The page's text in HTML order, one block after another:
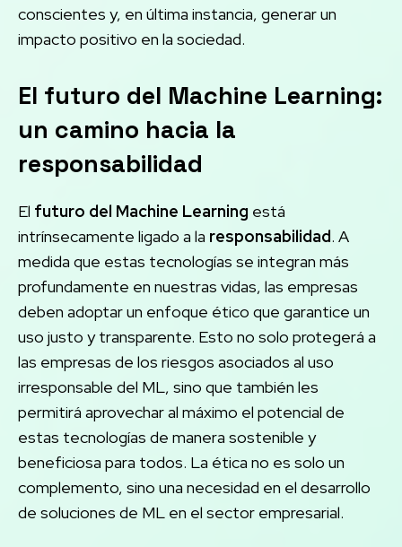
conscientes y, en última instancia, generar un
impacto positivo en la sociedad.
El futuro del Machine Learning:
un camino hacia la
responsabilidad
El futuro del Machine Learning está
intrínsecamente ligado a la responsabilidad. A
medida que estas tecnologías se integran más
profundamente en nuestras vidas, las empresas
deben adoptar un enfoque ético que garantice un
uso justo y transparente. Esto no solo protegerá a
las empresas de los riesgos asociados al uso
irresponsable del ML, sino que también les
permitirá aprovechar al máximo el potencial de
estas tecnologías de manera sostenible y
beneficiosa para todos. La ética no es solo un
complemento, sino una necesidad en el desarrollo
de soluciones de ML en el sector empresarial.